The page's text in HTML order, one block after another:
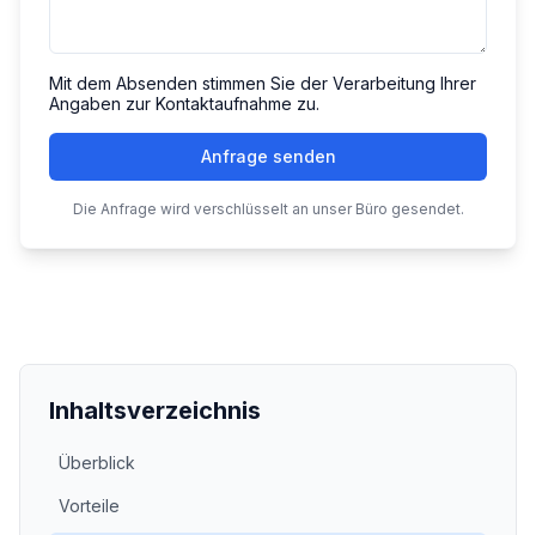
Inhaltsverzeichnis
Überblick
Vorteile
Mit dem Absenden stimmen Sie der Verarbeitung Ihrer
Angaben zur Kontaktaufnahme zu.
Anfrage senden
Die Anfrage wird verschlüsselt an unser Büro gesendet.